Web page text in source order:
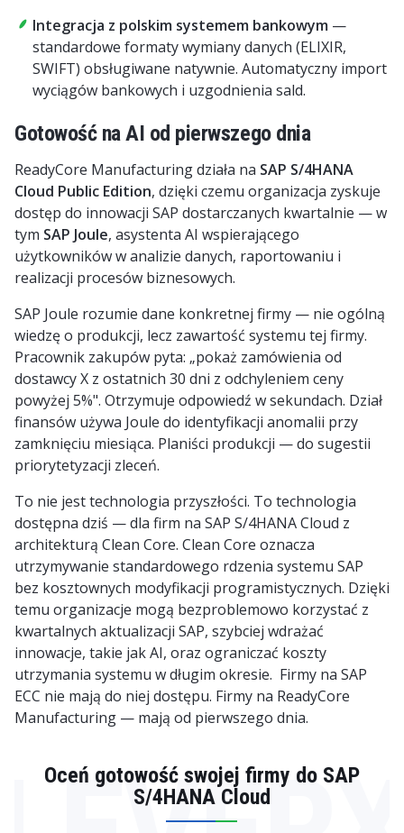
Integracja z polskim systemem bankowym —
standardowe formaty wymiany danych (ELIXIR,
SWIFT) obsługiwane natywnie. Automatyczny import
wyciągów bankowych i uzgodnienia sald.
Gotowość na AI od pierwszego dnia
ReadyCore Manufacturing działa na SAP S/4HANA
Cloud Public Edition, dzięki czemu organizacja zyskuje
dostęp do innowacji SAP dostarczanych kwartalnie — w
tym SAP Joule, asystenta AI wspierającego
użytkowników w analizie danych, raportowaniu i
realizacji procesów biznesowych.
SAP Joule rozumie dane konkretnej firmy — nie ogólną
wiedzę o produkcji, lecz zawartość systemu tej firmy.
Pracownik zakupów pyta: „pokaż zamówienia od
dostawcy X z ostatnich 30 dni z odchyleniem ceny
powyżej 5%". Otrzymuje odpowiedź w sekundach. Dział
finansów używa Joule do identyfikacji anomalii przy
zamknięciu miesiąca. Planiści produkcji — do sugestii
priorytetyzacji zleceń.
To nie jest technologia przyszłości. To technologia
dostępna dziś — dla firm na SAP S/4HANA Cloud z
architekturą Clean Core. Clean Core oznacza
utrzymywanie standardowego rdzenia systemu SAP
bez kosztownych modyfikacji programistycznych. Dzięki
temu organizacje mogą bezproblemowo korzystać z
kwartalnych aktualizacji SAP, szybciej wdrażać
innowacje, takie jak AI, oraz ograniczać koszty
utrzymania systemu w długim okresie. Firmy na SAP
ECC nie mają do niej dostępu. Firmy na ReadyCore
Manufacturing — mają od pierwszego dnia.
Oceń gotowość swojej firmy do SAP
S/4HANA Cloud